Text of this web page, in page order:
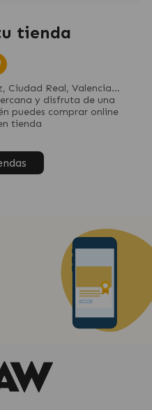
tienda
Ciudad Real, Valencia...
y disfruta de una
puedes comprar online
tienda